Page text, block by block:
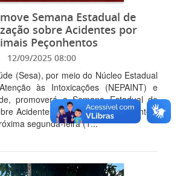
Semana Estadual de
sobre Acidentes por
Peçonhentos
12/09/2025 08:00
(Sesa), por meio do Núcleo Estadual
às Intoxicações (NEPAINT) e
promoverá a Semana Estadual de
Acidentes por Animais Peçonhentos,
segunda-feira (1...